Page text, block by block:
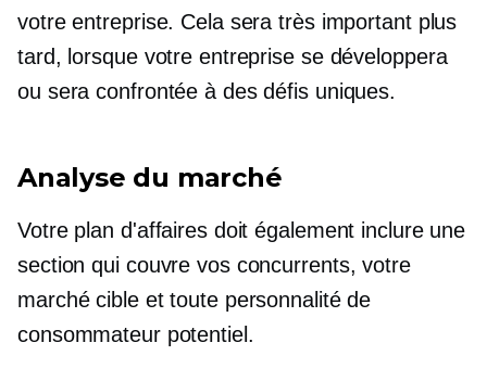
votre entreprise. Cela sera très important plus
tard, lorsque votre entreprise se développera
ou sera confrontée à des défis uniques.
Analyse du marché
Votre plan d'affaires doit également inclure une
section qui couvre vos concurrents, votre
marché cible et toute personnalité de
consommateur potentiel.